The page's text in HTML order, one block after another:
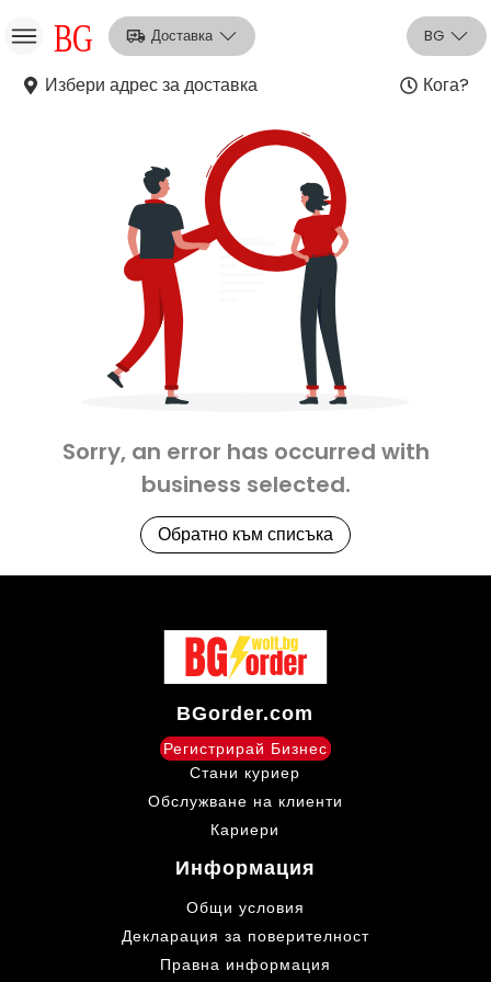
НО
Регистрация
Доставка BG
Избери адрес за доставка Кога?
Sorry, an error has occurred with
business selected.
Обратно към списъка
BGorder.com
Регистрирай Бизнес
Стани куриер
Обслужване на клиенти
Кариери
Информация
Общи условия
Декларация за поверителност
Правна информация